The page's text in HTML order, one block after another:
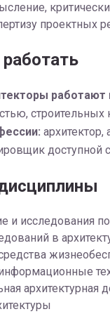
проектных
работают
доступной
и исследования
в
архитектурная